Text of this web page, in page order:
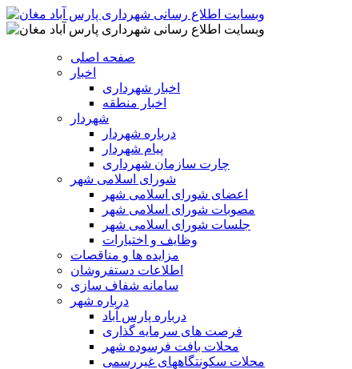
صفحه اصلی
اخبار
اخبار شهرداری
اخبار منطقه
شهردار
درباره شهردار
پیام شهردار
چارت سازمان شهرداری
شورای اسلامی شهر
اعضای شورای اسلامی شهر
مصوبات شورای اسلامی شهر
جلسات شورای اسلامی شهر
وظایف و اختیارات
مزایده ها و مناقصات
اطلاعات دستفروشان
سامانه شفاف سازی
درباره شهر
درباره پارس آباد
فرصت های سرمایه گذاری
محلات بافت فرسوده شهر
محلات سکونتگاههای غیررسمی